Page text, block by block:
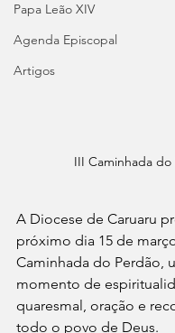
Papa Leão XIV
Agenda Episcopal
Artigos
III Caminhada do
A Diocese de Caruaru
próximo dia 15 de
Caminhada do Perdão,
momento de
quaresmal, oração e
todo o povo de Deus.